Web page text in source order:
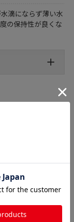
滴にならず薄い水
の保持性が良くな